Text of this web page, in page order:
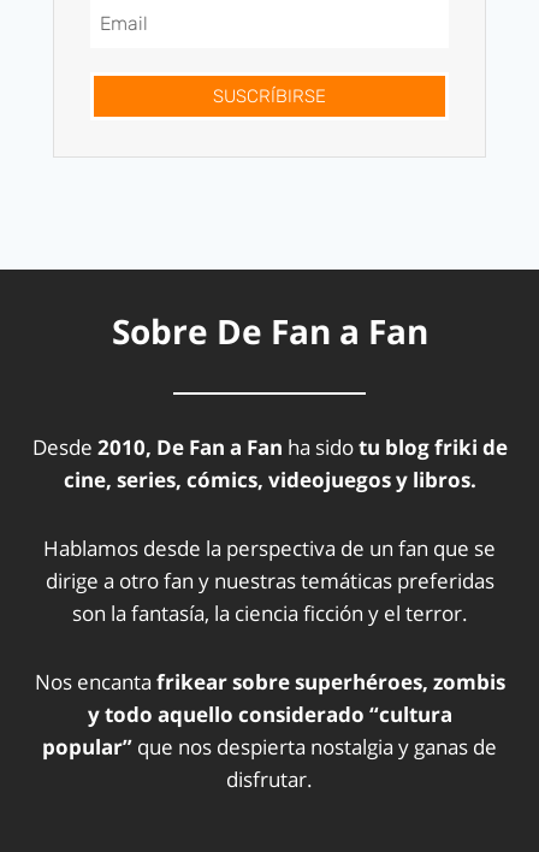
SUSCRÍBIRSE
Sobre De Fan a Fan
Desde 2010, De Fan a Fan ha sidotu blog friki de
cine, series, cómics, videojuegos y libros.
Hablamos desde la perspectiva de un fan que se
dirige a otro fan y nuestras temáticas preferidas
son la fantasía, la ciencia ficción y el terror.
Nos encanta frikear sobre superhéroes, zombis
y todo aquello considerado “cultura
popular” que nos despierta nostalgia y ganas de
disfrutar.